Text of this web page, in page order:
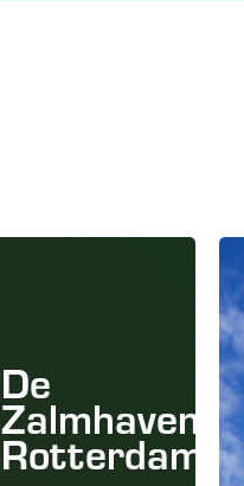
De
Zalmhaven
Rotterdam